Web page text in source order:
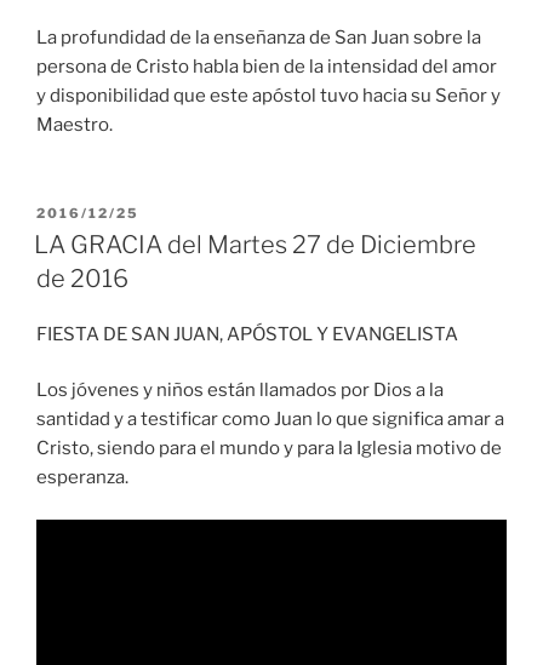
La profundidad de la enseñanza de San Juan sobre la
persona de Cristo habla bien de la intensidad del amor
y disponibilidad que este apóstol tuvo hacia su Señor y
Maestro.
PUBLICADO
EL
2016/12/25
LA GRACIA del Martes 27 de Diciembre
de 2016
FIESTA DE SAN JUAN, APÓSTOL Y EVANGELISTA
Los jóvenes y niños están llamados por Dios a la
santidad y a testificar como Juan lo que significa amar a
Cristo, siendo para el mundo y para la Iglesia motivo de
esperanza.